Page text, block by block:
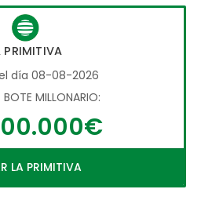
PRIMITIVA
día 08-08-2026
MILLONARIO:
LA PRIMITIVA